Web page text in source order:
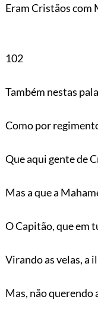
Eram Cristãos
102
Também nestas
Como por
Que aqui gente de
Mas a que a
O Capitão, que em
Virando as velas, a
Mas, não querendo